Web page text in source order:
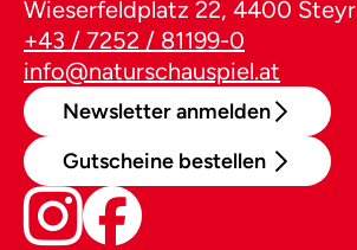
Wieserfeldplatz 22, 4400 Steyr
+43 / 7252 / 81199-0
info@naturschauspiel.at
Newsletter anmelden
Gutscheine bestellen